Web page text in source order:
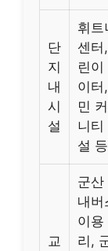
단
지
내
시
설
휘트
센터
린이
이터
민
니티
설 등
교
군산
내버
이용
리,